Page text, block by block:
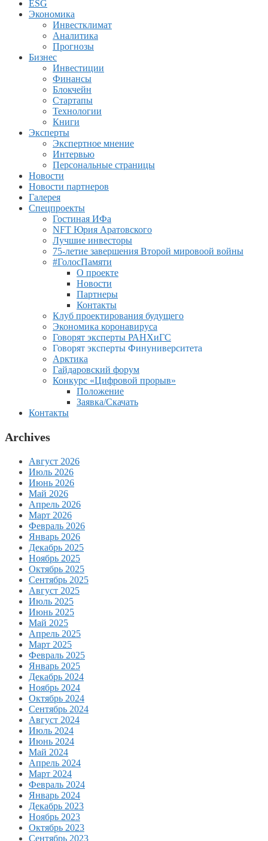
ESG
Экономика
Инвестклимат
Аналитика
Прогнозы
Бизнес
Инвестиции
Финансы
Блокчейн
Стартапы
Технологии
Книги
Эксперты
Экспертное мнение
Интервью
Персональные страницы
Новости
Новости партнеров
Галерея
Спецпроекты
Гостиная ИФа
NFT Юрия Аратовского
Лучшие инвесторы
75-летие завершения Второй мировоой войны
#ГолосПамяти
О проекте
Новости
Партнеры
Контакты
Клуб проектирования будущего
Экономика коронавируса
Говорят эксперты РАНХиГС
Говорят эксперты Финуниверситета
Арктика
Гайдаровский форум
Конкурс «Цифровой прорыв»
Положение
Заявка/Скачать
Контакты
Archives
Август 2026
Июль 2026
Июнь 2026
Май 2026
Апрель 2026
Март 2026
Февраль 2026
Январь 2026
Декабрь 2025
Ноябрь 2025
Октябрь 2025
Сентябрь 2025
Август 2025
Июль 2025
Июнь 2025
Май 2025
Апрель 2025
Март 2025
Февраль 2025
Январь 2025
Декабрь 2024
Ноябрь 2024
Октябрь 2024
Сентябрь 2024
Август 2024
Июль 2024
Июнь 2024
Май 2024
Апрель 2024
Март 2024
Февраль 2024
Январь 2024
Декабрь 2023
Ноябрь 2023
Октябрь 2023
Сентябрь 2023